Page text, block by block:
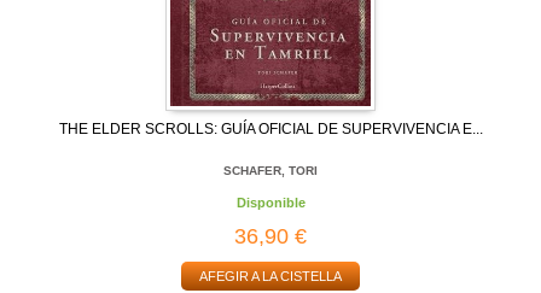
THE ELDER SCROLLS: GUÍA OFICIAL DE SUPERVIVENCIA E...
SCHAFER, TORI
Disponible
36,90 €
AFEGIR A LA CISTELLA